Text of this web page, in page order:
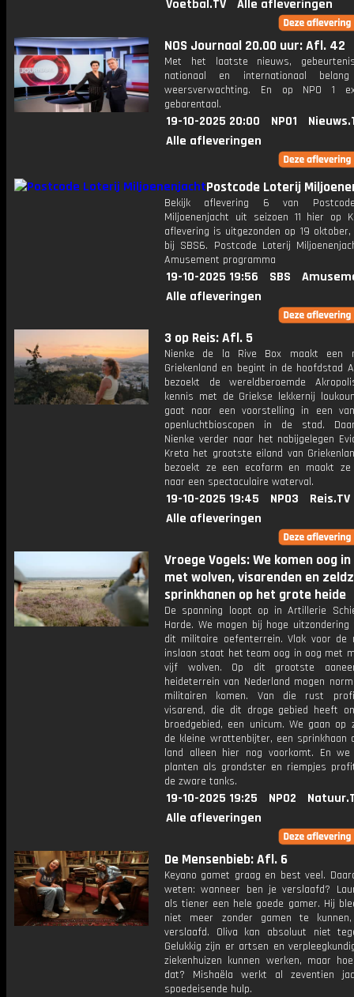
Voetbal.TV Alle afleveringen
NOS Journaal 20.00 uur: Afl. 42
Met het laatste nieuws,
nationaal en internationaal
weersverwachting. En op NPO 1
gebarentaal.
19-10-2025 20:00 NPO1
Alle afleveringen
Postcode Loterij
Bekijk aflevering 6 van
Miljoenenjacht uit seizoen 11 hier op
aflevering is uitgezonden op 19 oktober,
bij SBS6. Postcode Loterij
Amusement programma
19-10-2025 19:56 SBS
Alle afleveringen
3 op Reis: Afl. 5
Nienke de la Rive Box maakt een
Griekenland en begint in de hoofdstad
bezoekt de wereldberoemde
kennis met de Griekse lekkernij
gaat naar een voorstelling in een
openluchtbioscopen in de stad.
Nienke verder naar het nabijgelegen
Kreta het grootste eiland van
bezoekt ze een ecofarm en maakt
naar een spectaculaire waterval.
19-10-2025 19:45 NPO3
Reis.TV
Alle afleveringen
Vroege Vogels: We komen oog
met wolven, visarenden en
sprinkhanen op het grote heide
De spanning loopt op in Artillerie
Harde. We mogen bij hoge
dit militaire oefenterrein. Vlak voor de
inslaan staat het team oog in oog met
vijf wolven. Op dit grootste
heideterrein van Nederland mogen
militairen komen. Van die rust
visarend, die dit droge gebied heeft
broedgebied, een unicum. We gaan op
de kleine wrattenbijter, een sprinkhaan
land alleen hier nog voorkomt. En
planten als grondster en riempjes
de zware tanks.
19-10-2025 19:25 NPO2
Alle afleveringen
De Mensenbieb: Afl. 6
Keyano gamet graag en best veel.
weten: wanneer ben je verslaafd?
als tiener een hele goede gamer. Hij
niet meer zonder gamen te
verslaafd. Oliva kan absoluut niet
Gelukkig zijn er artsen en
ziekenhuizen kunnen werken, maar
dat? Mishaëla werkt al zeventien
spoedeisende hulp.